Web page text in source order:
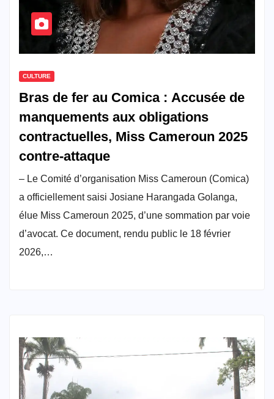
CULTURE
Bras de fer au Comica : Accusée de
manquements aux obligations
contractuelles, Miss Cameroun 2025
contre-attaque
– Le Comité d’organisation Miss Cameroun (Comica)
a officiellement saisi Josiane Harangada Golanga,
élue Miss Cameroun 2025, d’une sommation par voie
d’avocat. Ce document, rendu public le 18 février
2026,…